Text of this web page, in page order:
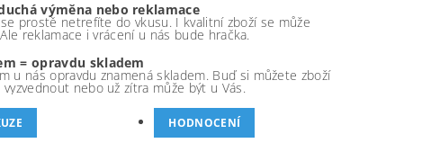
výměna nebo reklamace
prostě netrefíte do vkusu. I kvalitní zboží se může
reklamace i vrácení u nás bude hračka.
= opravdu skladem
u nás opravdu znamená skladem. Buď si můžete zboží
vyzvednout nebo už zítra může být u Vás.
HODNOCENÍ